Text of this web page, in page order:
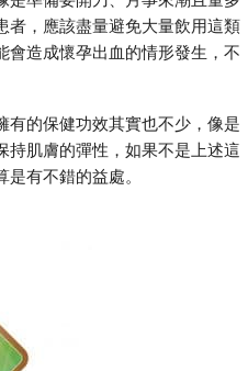
者，應該盡量避免大量飲用這類
會造成懷孕出血的情形發生，不
有的保健功效其實也不少，像是
持肌膚的彈性，如果不是上述這
有不錯的益處。